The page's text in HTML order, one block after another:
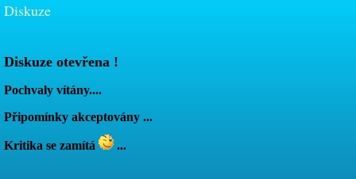
Diskuze
Diskuze otevřena !
Pochvaly vítány....
Připomínky akceptovány ...
Kritika se zamítá ...